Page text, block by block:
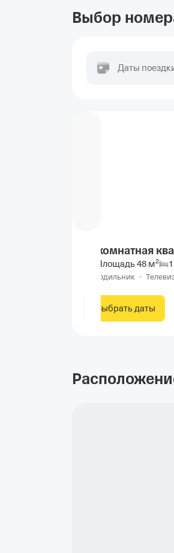
Выбор
Даты
2-комнатная
Площадь48 м2
Холодильник •
Выбрать даты